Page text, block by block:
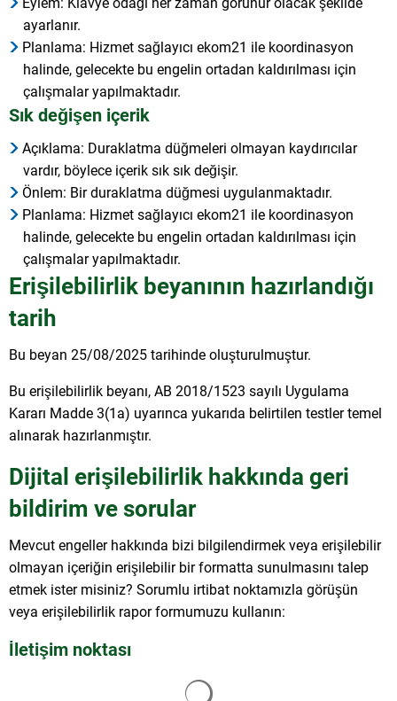
ayarlanır.
Planlama: Hizmet sağlayıcı ekom21 ile koordinasyon
halinde, gelecekte bu engelin ortadan kaldırılması için
çalışmalar yapılmaktadır.
Sık değişen içerik
Açıklama: Duraklatma düğmeleri olmayan kaydırıcılar
vardır, böylece içerik sık sık değişir.
Önlem: Bir duraklatma düğmesi uygulanmaktadır.
Planlama: Hizmet sağlayıcı ekom21 ile koordinasyon
halinde, gelecekte bu engelin ortadan kaldırılması için
çalışmalar yapılmaktadır.
Erişilebilirlik beyanının hazırlandığı
tarih
Bu beyan 25/08/2025 tarihinde oluşturulmuştur.
Bu erişilebilirlik beyanı, AB 2018/1523 sayılı Uygulama
Kararı Madde 3(1a) uyarınca yukarıda belirtilen testler temel
alınarak hazırlanmıştır.
Dijital erişilebilirlik hakkında geri
bildirim ve sorular
Mevcut engeller hakkında bizi bilgilendirmek veya erişilebilir
olmayan içeriğin erişilebilir bir formatta sunulmasını talep
etmek ister misiniz? Sorumlu irtibat noktamızla görüşün
veya erişilebilirlik rapor formumuzu kullanın:
İletişim noktası